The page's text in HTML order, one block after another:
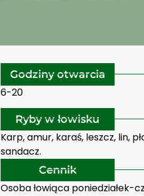
Godziny otwarcia
6-20
Ryby w łowisku
Karp, amur, karaś, leszcz, lin,
sandacz.
Cennik
Osoba łowiąca poniedziałek-